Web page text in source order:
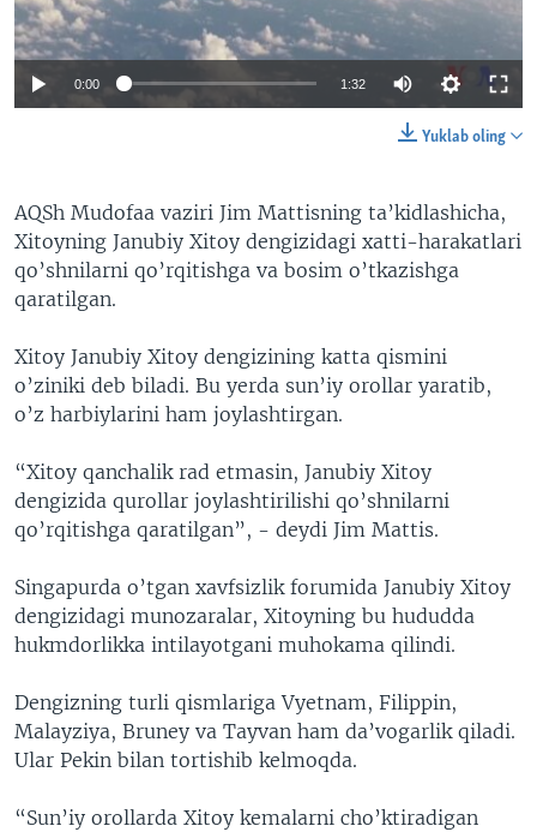
VIDEO
XABARLAR SURATLARDA
ODNOKLASSNIKI
TELEGRAM
TWITTER
0:00 1:32
Yuklab oling
AQSh Mudofaa vaziri Jim Mattisning ta’kidlashicha,
Xitoyning Janubiy Xitoy dengizidagi xatti-harakatlari
qo’shnilarni qo’rqitishga va bosim o’tkazishga
qaratilgan.
Xitoy Janubiy Xitoy dengizining katta qismini
o’ziniki deb biladi. Bu yerda sun’iy orollar yaratib,
o’z harbiylarini ham joylashtirgan.
“Xitoy qanchalik rad etmasin, Janubiy Xitoy
dengizida qurollar joylashtirilishi qo’shnilarni
qo’rqitishga qaratilgan”, - deydi Jim Mattis.
Singapurda o’tgan xavfsizlik forumida Janubiy Xitoy
dengizidagi munozaralar, Xitoyning bu hududda
hukmdorlikka intilayotgani muhokama qilindi.
Dengizning turli qismlariga Vyetnam, Filippin,
Malayziya, Bruney va Tayvan ham da’vogarlik qiladi.
Ular Pekin bilan tortishib kelmoqda.
“Sun’iy orollarda Xitoy kemalarni cho’ktiradigan